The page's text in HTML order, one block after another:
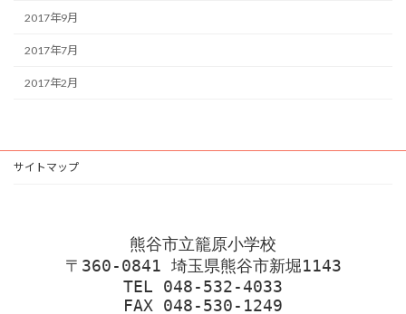
2017年9月
2017年7月
2017年2月
サイトマップ
熊谷市立籠原小学校
〒360-0841 埼玉県熊谷市新堀1143
TEL 048-532-4033
FAX 048-530-1249